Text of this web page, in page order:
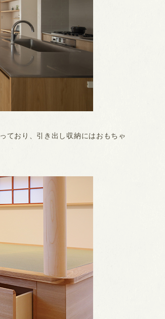
ており、引き出し収納にはおもちゃ